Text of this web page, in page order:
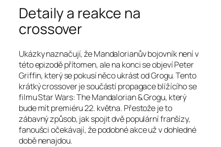
Detaily a reakce na
crossover
Ukázky naznačují, že Mandalorianův bojovník není v
této epizodě přítomen, ale na konci se objeví Peter
Griffin, který se pokusí něco ukrást od Grogu. Tento
krátký crossover je součástí propagace blížícího se
filmu Star Wars: The Mandalorian & Grogu, který
bude mít premiéru 22. května. Přestože je to
zábavný způsob, jak spojit dvě populární franšízy,
fanoušci očekávají, že podobné akce už v dohledné
době nenajdou.